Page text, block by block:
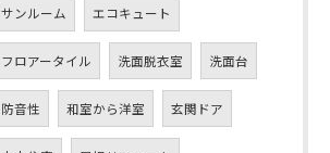
サンルーム エコキュート
フロアータイル 洗面脱衣室 洗面台
防音性 和室から洋室 玄関ドア